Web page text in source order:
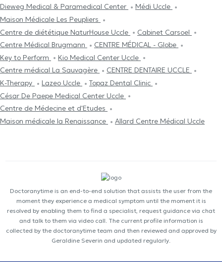
Dieweg Medical & Paramedical Center
Médi Uccle
Maison Médicale Les Peupliers
Centre de diététique NaturHouse Uccle
Cabinet Carsoel
Centre Médical Brugmann
CENTRE MÉDICAL - Globe
Key to Perform
Kio Medical Center Uccle
Centre médical La Sauvagère
CENTRE DENTAIRE UCCLE
K-Therapy
Lazeo Uccle
Topaz Dental Clinic
César De Paepe Medical Center Uccle
Centre de Médecine et d'Etudes
Maison médicale la Renaissance
Allard Centre Médical Uccle
Doctoranytime is an end-to-end solution that assists the user from the
moment they experience a medical symptom until the moment it is
resolved by enabling them to find a specialist, request guidance via chat
and talk to them via video call. The current profile information is
collected by the doctoranytime team and then reviewed and approved by
Geraldine Severin and updated regularly.